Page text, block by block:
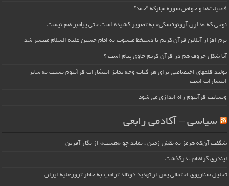
فضیلت‌ها و خواص سوره مبارکه “حمد”
نوحی که «دارِن آرونوفسکی» به تصویر کشیده است حتی پیامبر هم نیست
نرم افزار آنلاین قرآن کریم با دستخط منسوب به امام حسین علیه السلام منتشر شد
آیا شکل حروف هم در قرآن کریم حاوی پیام است ؟
تولید قلمهای اختصاصی برای هر کتاب وجه تمایز انتشارات قرآنیوم نسبت به سایر
انتشارات است
وبسایت قرآنیوم راه اندازی می شود
سیاسی – آکادمی رابعی
شگفت آن‌که هرمز به نقش زمین ، نماید چو «هشت» از نگار آفرین
لیندزی گراهام ، درگذشت
تحلیل سناریوی احتمالی پس از تهدید دونالد ترامپ به خاطر ترورعلیه ایران